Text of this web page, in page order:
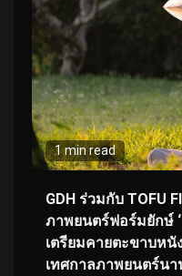
1 min read
GDH ร่วมกับ TOFU
ภาพยนตร์ฟอร์มยักษ์
เตรียมคายตะขาบห
เทศกาลภาพยนตร์น